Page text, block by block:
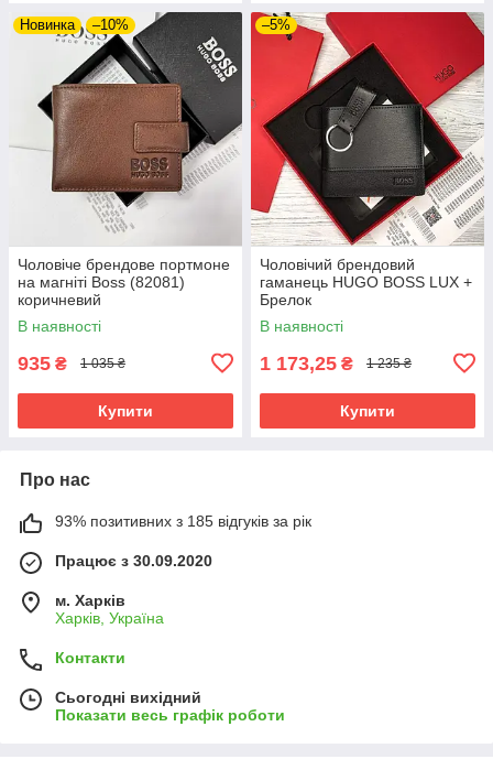
Новинка –10%
Чоловіче брендове портмоне
на магніті Boss (82081)
коричневий
В наявності
935 ₴ 1 035 ₴
Купити
–5%
Чоловічий брендовий
гаманець HUGO BOSS LUX +
Брелок
В наявності
1 173,25 ₴ 1 235 ₴
Купити
Про нас
93% позитивних з 185 відгуків за рік
Працює з 30.09.2020
м. Харків
Харків, Україна
Контакти
Сьогодні вихідний
Показати весь графік роботи